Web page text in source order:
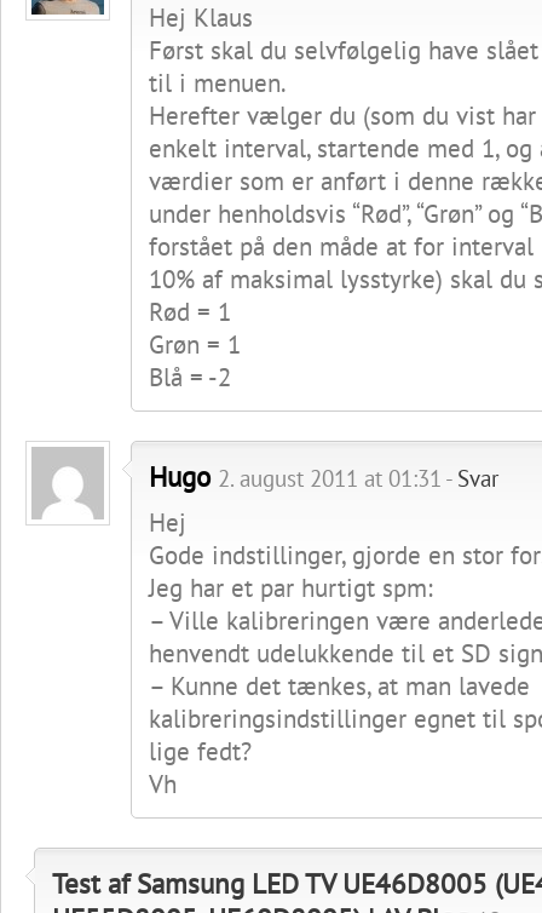
Hej Klaus
Først skal du selvfølgelig have slået
til i menuen.
Herefter vælger du (som du vist
enkelt interval, startende med 1, og
værdier som er anført i denne
under henholdsvis “Rød”, “Grøn” og
forstået på den måde at for
10% af maksimal lysstyrke) skal du
Rød = 1
Grøn = 1
Blå = -2
Hugo 2. august 2011 at 01:31 - Svar
Hej
Gode indstillinger, gjorde en stor
Jeg har et par hurtigt spm:
– Ville kalibreringen være
henvendt udelukkende til et SD
– Kunne det tænkes, at man lavede
kalibreringsindstillinger egnet til
lige fedt?
Vh
Test af Samsung LED TV UE46D8005